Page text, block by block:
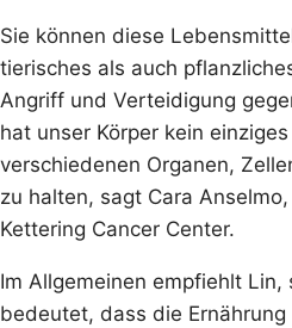
Sie können diese
tierisches als auch
Angriff und Verteidigung
hat unser Körper kein
verschiedenen Organen,
zu halten, sagt Cara
Kettering Cancer Center.
Im Allgemeinen empfiehlt
bedeutet, dass die